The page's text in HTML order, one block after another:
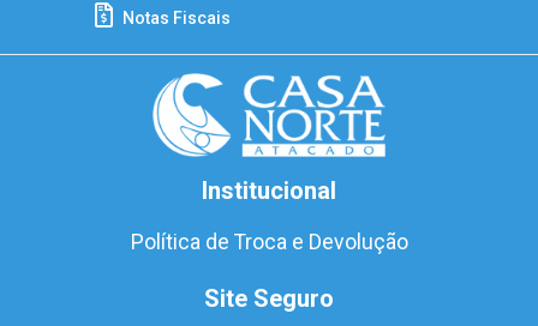
Notas Fiscais
Institucional
Política de Troca e Devolução
Site Seguro